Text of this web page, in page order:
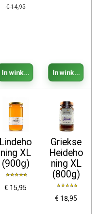
€ 14,95
In winkelwagen In
Lindeho
ning XL
(900g)
€ 15,95
Griekse
Heideho
ning XL
(800g)
€ 18,95